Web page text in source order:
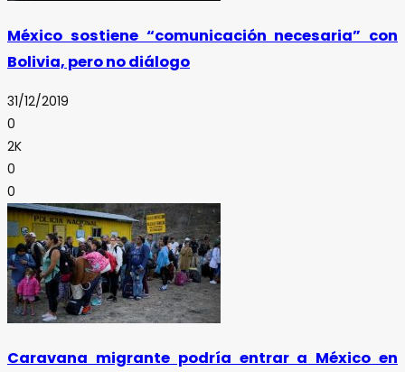
México sostiene “comunicación necesaria” con
Bolivia, pero no diálogo
31/12/2019
0
2K
0
0
Caravana migrante podría entrar a México en